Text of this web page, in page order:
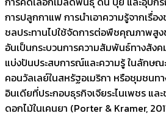
การปลูกกาแฟ การนำเอาความรู้จากเรื่อ
ชลประทานไปใช้จัดการต่อพืชคุณภาพสู
อันเป็นกระบวนการความสัมพันธ์ทางสัง
แบ่งปันประสบการณ์และความรู้ ในลักษ
คอนวัลเลย์ในสหรัฐอเมริกา หรือชุมชนท
อินเดียที่ประกอบธุรกิจเจียระไนเพชร แ
ดอกไม้ในเคนยา (Porter & Kramer,